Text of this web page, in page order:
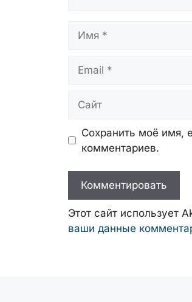
Сохранить моё имя,
комментариев.
Этот сайт использует
ваши данные